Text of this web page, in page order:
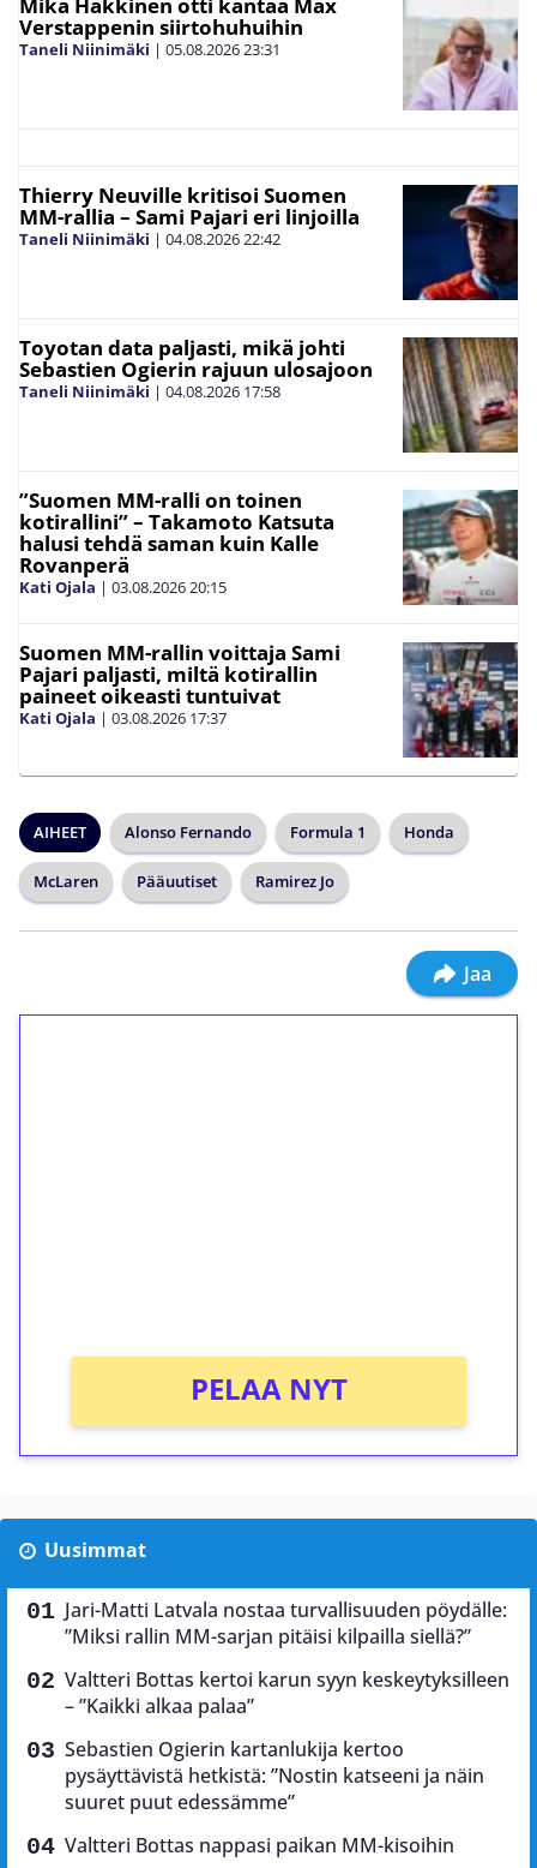
Verstappenin siirtohuhuihin
Taneli Niinimäki | 05.08.202623:31
Thierry Neuville kritisoi Suomen
MM-rallia – Sami Pajari eri linjoilla
Taneli Niinimäki | 04.08.202622:42
Toyotan data paljasti, mikä johti
Sebastien Ogierin rajuun ulosajoon
Taneli Niinimäki | 04.08.2026 17:58
”Suomen MM-ralli on toinen
kotirallini” – Takamoto Katsuta
halusi tehdä saman kuin Kalle
Rovanperä
Kati Ojala | 03.08.202620:15
Suomen MM-rallin voittaja Sami
Pajari paljasti, miltä kotirallin
paineet oikeasti tuntuivat
Kati Ojala | 03.08.2026 17:37
AIHEET Alonso Fernando Formula 1 Honda
McLaren Pääuutiset Ramirez Jo
Jaa
PELAA NYT
Uusimmat
Jari-Matti Latvala nostaa turvallisuuden pöydälle:
”Miksi rallin MM-sarjan pitäisi kilpailla siellä?”
Valtteri Bottas kertoi karun syyn keskeytyksilleen
– ”Kaikki alkaa palaa”
Sebastien Ogierin kartanlukija kertoo
pysäyttävistä hetkistä: ”Nostin katseeni ja näin
suuret puut edessämme”
Valtteri Bottas nappasi paikan MM-kisoihin